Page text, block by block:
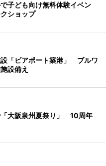
子ども向け無料体験イベン
ショップ
「ビアポート築港」 ブルワ
設備え
「大阪泉州夏祭り」 10周年